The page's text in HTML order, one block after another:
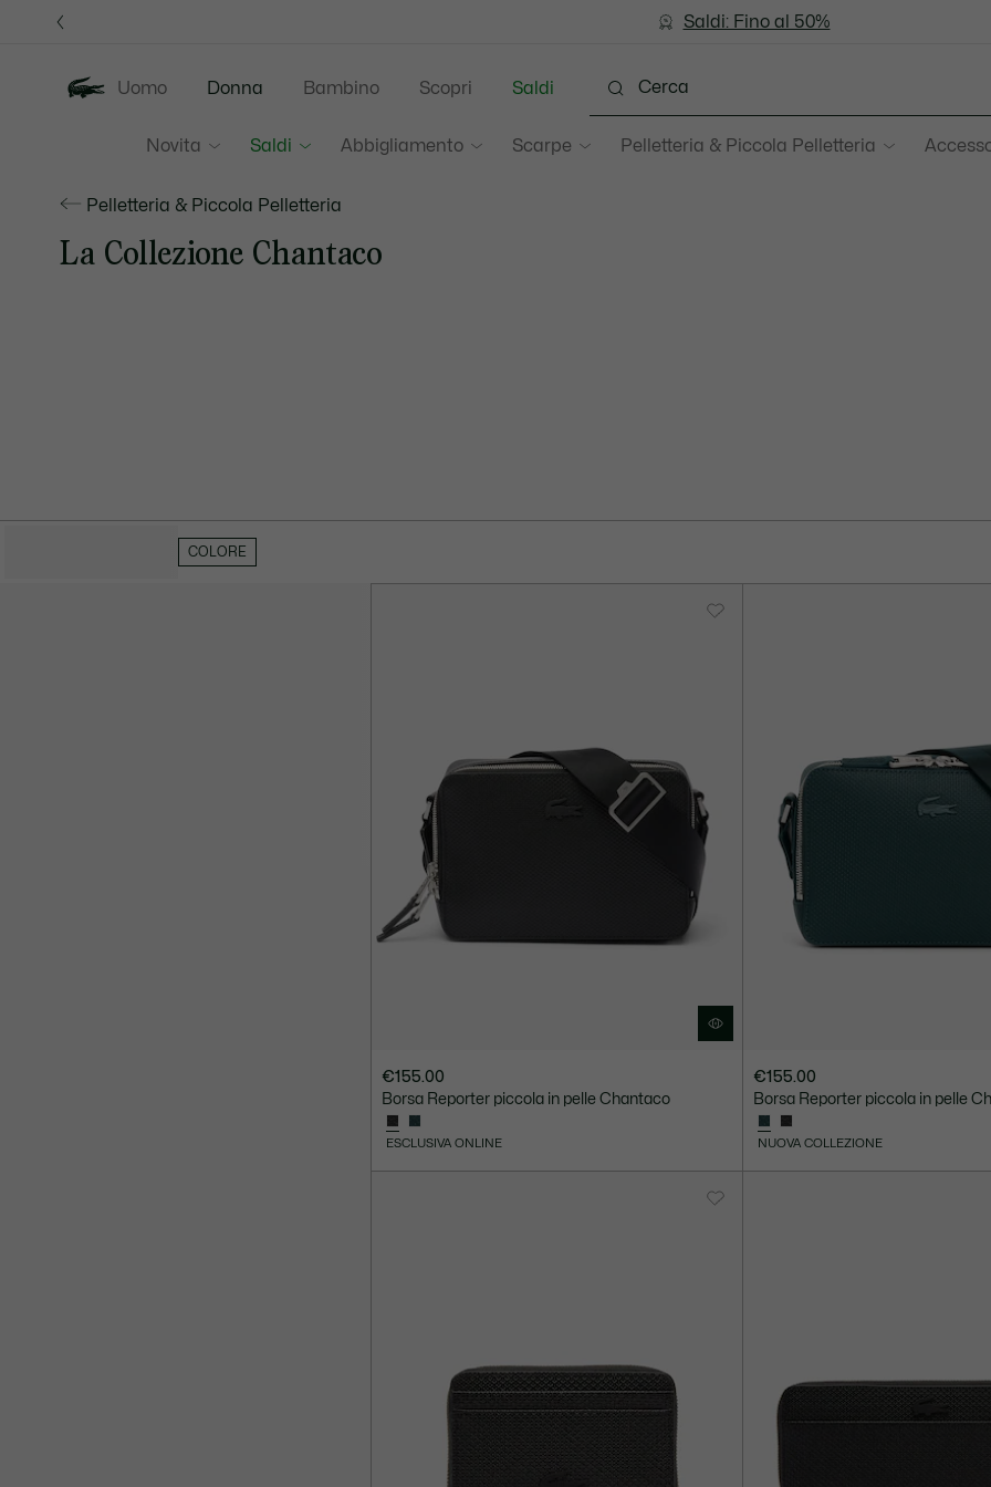
Saldi: Fino al 50%
Saldi: Fino al 50%
Uomo Donna
Novita Saldi Abbigliamento Scarpe Pelletteria & Piccola Pelletteria
Bambino Scopri Saldi
Pelletteria & Piccola Pelletteria
La Collezione Chantaco
COLORE
€155.00
Borsa Reporter piccola in pelle Chantaco
ESCLUSIVA ONLINE
€155.00
Borsa Reporter piccola in pelle
NUOVA COLLEZIONE